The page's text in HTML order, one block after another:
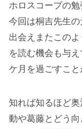
ホロスコープの勉
今回は桐吉先生
出会えまたこの
を読む機会も与
ケ月を過ごすこと
知れば知るほど
動や葛藤とどう